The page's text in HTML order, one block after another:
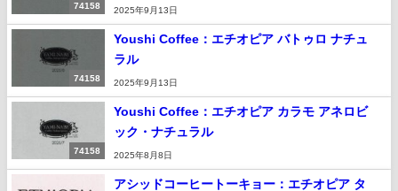
74158
2025年9月13日
74158
Youshi Coffee：エチオピア バトゥロ ナチュ
ラル
2025年9月13日
74158
Youshi Coffee：エチオピア カラモ アネロビ
ック・ナチュラル
2025年8月8日
アシッドコーヒートーキョー：エチオピア タ